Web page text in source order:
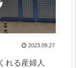
2023.09.27
れる産婦人